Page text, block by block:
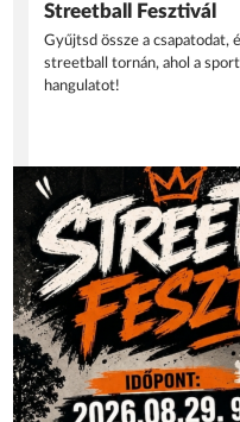
Streetball Fesztivál
Gyűjtsd össze a csapatodat,
streetball tornán, ahol a
hangulatot!